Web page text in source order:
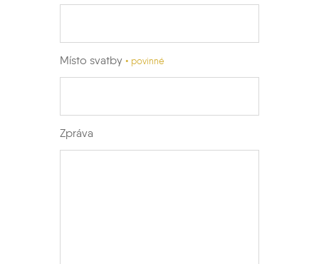
Místo svatby • povinné
Zpráva